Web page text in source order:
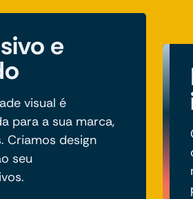
e
visual é
para a sua marca,
Criamos design
seu